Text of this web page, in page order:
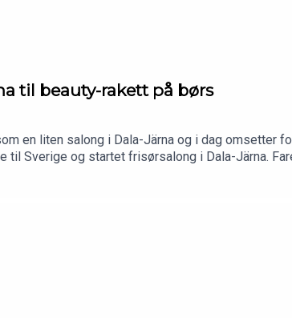
til beauty-rakett på børs
en liten salong i Dala-Järna og i dag omsetter
til Sverige og startet frisørsalong i Dala-Järna.
I dag har de over 1000 ansatte, 33
konsept.I episoden går vi gjennom:Reisen fra
hvorfor Lyko vil bli et eget universBalansen
og dominere i beauty-markedet